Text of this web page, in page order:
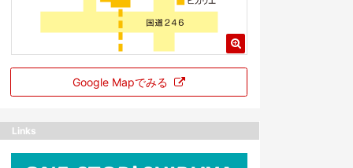
Google Mapでみる
Links